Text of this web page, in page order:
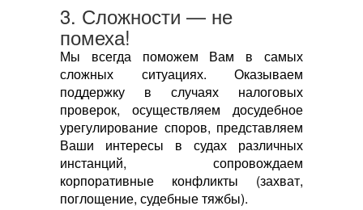
3. Сложности — не
помеха!
Мы всегда поможем Вам в самых
сложных ситуациях. Оказываем
поддержку в случаях налоговых
проверок, осуществляем досудебное
урегулирование споров, представляем
Ваши интересы в судах различных
инстанций, сопровождаем
корпоративные конфликты (захват,
поглощение, судебные тяжбы).